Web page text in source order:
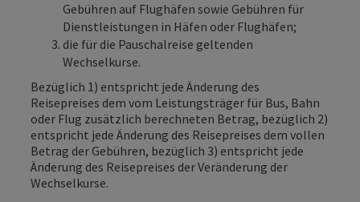
Gebühren auf Flughäfen sowie Gebühren für
Dienstleistungen in Häfen oder Flughäfen;
die für die Pauschalreise geltenden
Wechselkurse.
Bezüglich 1) entspricht jede Änderung des
Reisepreises dem vom Leistungsträger für Bus, Bahn
oder Flug zusätzlich berechneten Betrag, bezüglich 2)
entspricht jede Änderung des Reisepreises dem vollen
Betrag der Gebühren, bezüglich 3) entspricht jede
Änderung des Reisepreises der Veränderung der
Wechselkurse.